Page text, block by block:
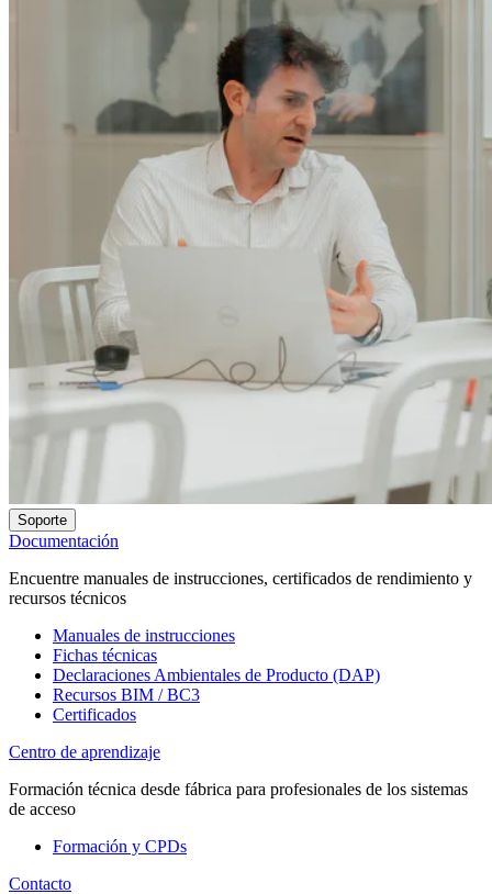
Soporte
Documentación
Encuentre manuales de instrucciones, certificados de rendimiento y
recursos técnicos
Manuales de instrucciones
Fichas técnicas
Declaraciones Ambientales de Producto (DAP)
Recursos BIM / BC3
Certificados
Centro de aprendizaje
Formación técnica desde fábrica para profesionales de los sistemas
de acceso
Formación y CPDs
Contacto